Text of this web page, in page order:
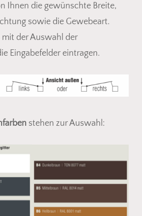
Ihnen die gewünschte Breite,
sowie die Gewebeart.
mit der Auswahl der
Eingabefelder eintragen.
stehen zur Auswahl: